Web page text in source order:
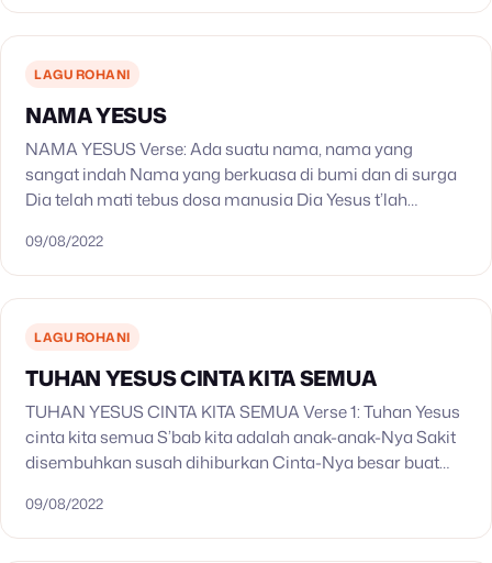
LAGU ROHANI
NAMA YESUS
NAMA YESUS Verse: Ada suatu nama, nama yang
sangat indah Nama yang berkuasa di bumi dan di surga
Dia telah mati tebus dosa manusia Dia Yesus t’lah
09/08/2022
LAGU ROHANI
TUHAN YESUS CINTA KITA SEMUA
TUHAN YESUS CINTA KITA SEMUA Verse 1: Tuhan Yesus
cinta kita semua S’bab kita adalah anak-anak-Nya Sakit
disembuhkan susah dihiburkan Cinta-Nya besar buat
09/08/2022